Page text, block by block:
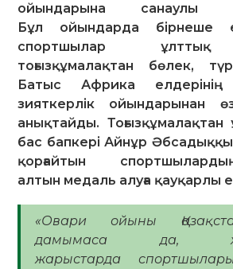
ойындарына санаулы
Бұл ойындарда бірнеше
спортшылар
тоғызқұмалақтан бөлек,
Батыс Африка
зияткерлік ойындарынан
анықтайды.
бас бапкері Айнұр
қорғайтын
алтын медаль алуға қауқарлы
«Овари ойыны
дамымаса да,
жарыстарда